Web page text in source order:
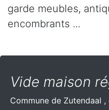
garde meubles,
encombrants ...
Vide maison
Commune de Zutendaal ,